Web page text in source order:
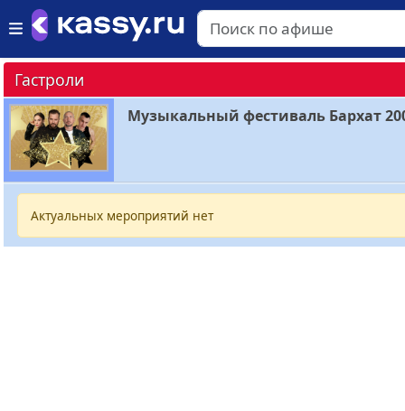
Гастроли
Музыкальный фестиваль Бархат
Актуальных мероприятий нет